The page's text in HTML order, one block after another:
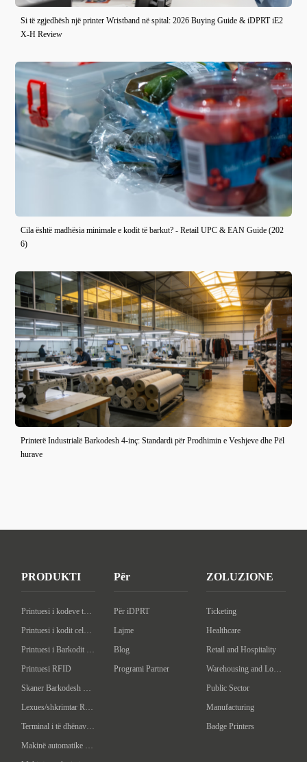
Si të zgjedhësh një printer Wristband në spital: 2026 Buying Guide & iDPRT iE2
X-H Review
Cila është madhësia minimale e kodit të barkut? - Retail UPC & EAN Guide (202
6)
Printerë Industrialë Barkodesh 4-inç: Standardi për Prodhimin e Veshjeve dhe Pël
hurave
PRODUKTI
Printuesi RFID
Për
Për iDPRT
Lajme
Blog
Programi Partner
ZOLUZIONE
Ticketing
Healthcare
Retail and Hospitality
Public Sector
Manufacturing
Badge Printers